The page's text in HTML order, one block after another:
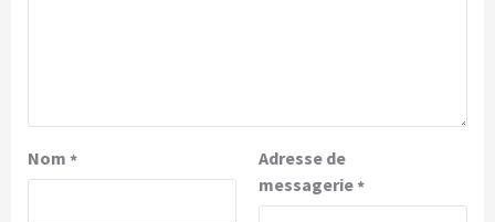
Nom *
Adresse de
messagerie*